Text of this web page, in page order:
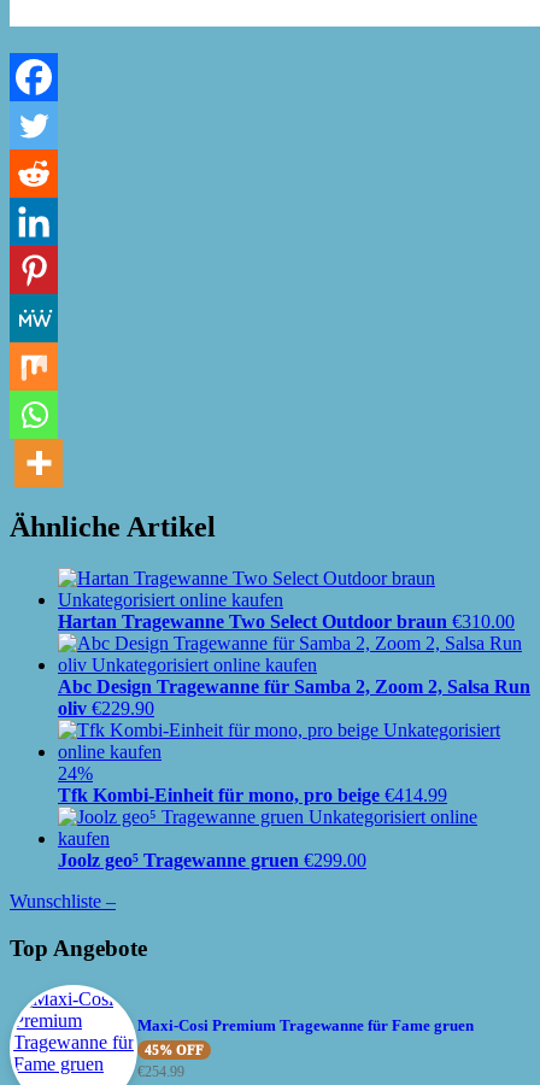
Ähnliche Artikel
Hartan Tragewanne Two Select Outdoor braun €310.00
Abc Design Tragewanne für Samba 2, Zoom 2, Salsa Run
oliv €229.90
24%
Tfk Kombi-Einheit für mono, pro beige €414.99
Joolz geo⁵ Tragewanne gruen €299.00
Wunschliste –
Top Angebote
Maxi-Cosi Premium Tragewanne für Fame gruen
45% OFF
€254.99